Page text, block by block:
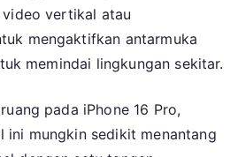
vertikal atau
mengaktifkan antarmuka
memindai lingkungan sekitar.
pada iPhone 16 Pro,
ini mungkin sedikit menantang